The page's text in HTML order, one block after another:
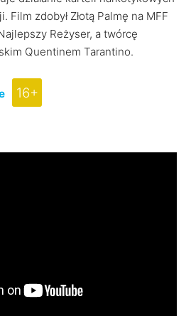
zdobył Złotą Palmę na MFF
Reżyser, a twórcę
Quentinem Tarantino.
16+